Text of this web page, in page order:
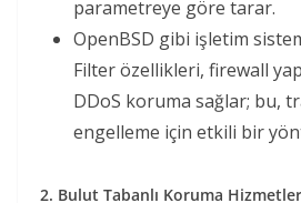
parametreye göre tarar.
OpenBSD gibi işletim
Filter özellikleri, firewall
DDoS koruma sağlar; bu,
engelleme için etkili bir
2. Bulut Tabanlı Koruma